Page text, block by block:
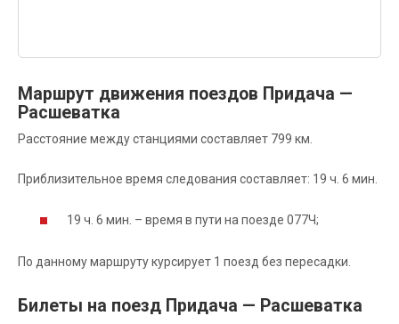
Маршрут движения поездов Придача —
Расшеватка
Расстояние между станциями составляет 799 км.
Приблизительное время следования составляет: 19 ч. 6 мин.
19 ч. 6 мин. – время в пути на поезде 077Ч;
По данному маршруту курсирует 1 поезд без пересадки.
Билеты на поезд Придача — Расшеватка